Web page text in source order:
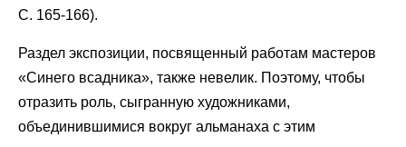
С. 165-166).
Раздел экспозиции, посвященный работам мастеров
«Синего всадника», также невелик. Поэтому, чтобы
отразить роль, сыгранную художниками,
объединившимися вокруг альманаха с этим